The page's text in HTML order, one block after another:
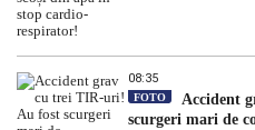
08:35
FOTO
Accident
scurgeri mari de